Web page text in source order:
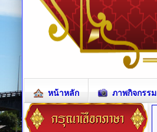
หน้าหลัก ภาพกิจกรรม